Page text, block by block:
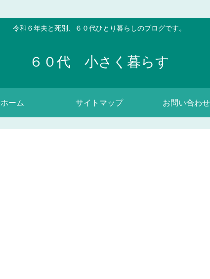
令和６年夫と死別、６０代ひとり暮らしのブログです。
６０代 小さく暮らす
ホーム サイトマップ お問い合わせ